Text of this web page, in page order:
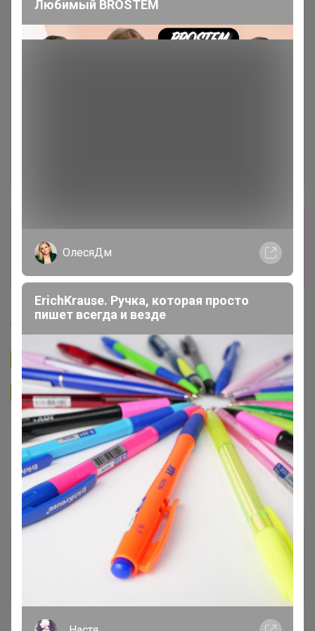
Артемида
Подписаться на закупку 893
Подписаться на организатора 1.7K
В архиве
—
Собрано
100 %
Ожидание ~ 4 дня
Комментарии к лотам 3.7K
Отзывы участников
Новости
Любимый BROSTEM
ОлесяДм
ErichKrause. Ручка, которая просто
пишет всегда и везде